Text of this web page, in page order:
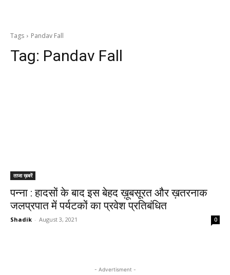
Tags Pandav Fall
Tag: Pandav Fall
ताजा ख़बरें
पन्ना : हादसों के बाद इस बेहद ख़ूबसूरत और ख़तरनाक
जलप्रपात में पर्यटकों का प्रवेश प्रतिबंधित
Shadik - August 3, 2021 0
- Advertisment -